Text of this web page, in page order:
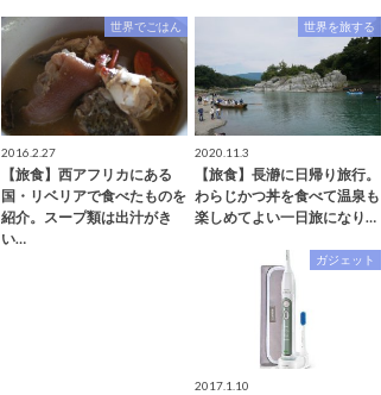
世界でごはん
2016.2.27
【旅食】西アフリカにある
国・リベリアで食べたものを
紹介。スープ類は出汁がき
い…
世界を旅する
2020.11.3
【旅食】長瀞に日帰り旅行。
わらじかつ丼を食べて温泉も
楽しめてよい一日旅になり…
ガジェット
2017.1.10